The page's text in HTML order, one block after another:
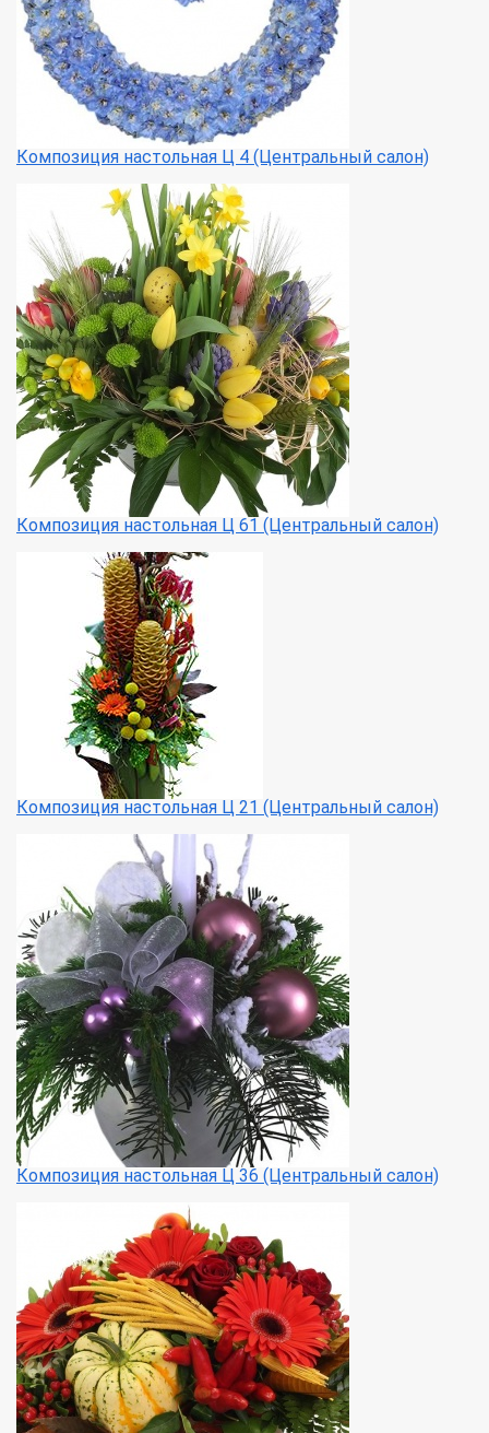
Композиция настольная Ц 4 (Центральный салон)
Композиция настольная Ц 61 (Центральный салон)
Композиция настольная Ц 21 (Центральный салон)
Композиция настольная Ц 36 (Центральный салон)